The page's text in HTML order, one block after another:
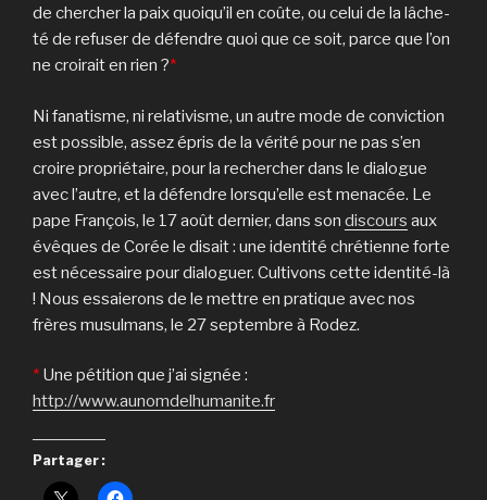
de chercher la paix quoi­qu’il en coû­te, ou celui de la lâche­
té de refuser de défen­dre quoi que ce soit, parce que l’on
ne croirait en rien ?*
Ni fanatisme, ni relativisme, un autre mode de conviction
est possible, assez épris de la vérité pour ne pas s’en
croire propriétaire, pour la rechercher dans le dialogue
avec l’autre, et la défendre lors­qu’elle est menacée. Le
pape François, le 17 août der­nier, dans son dis­cours aux
évêques de Corée le disait : une identité chrétienne for­te
est néces­saire pour dialoguer. Cultivons cette identité-là
! Nous essaierons de le mettre en pratique avec nos
frères musulmans, le 27 septembre à Rodez.
* Une pétition que j’ai signée :
http://www.aunomdelhumanite.fr
Partager :